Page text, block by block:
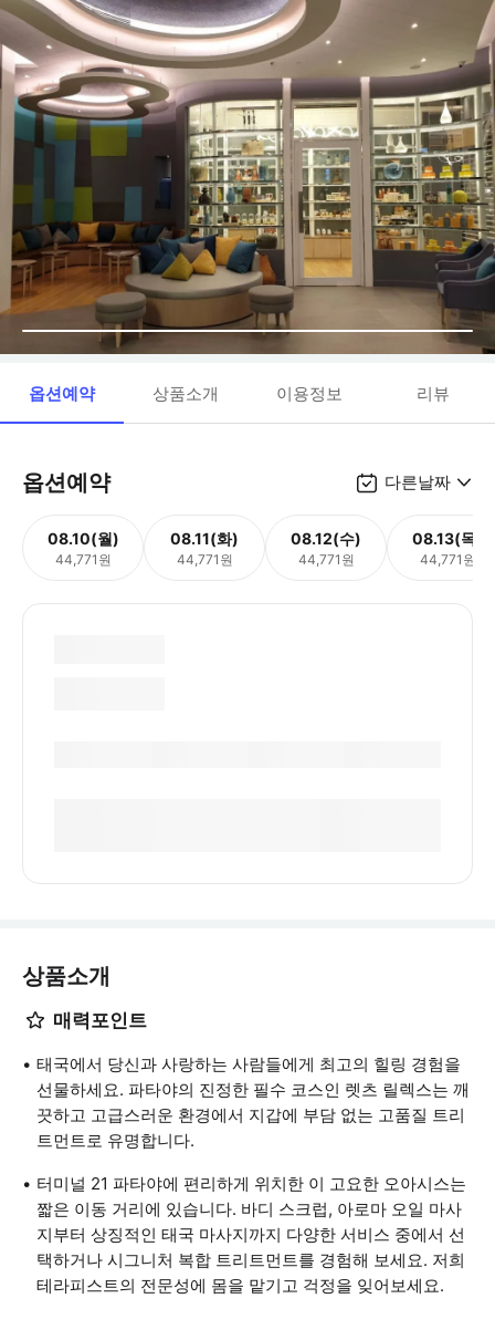
옵션예약 상품소개 이용정보 리뷰
옵션예약 다른날짜
08.10(월)
44,771원
08.11(화)
44,771원
08.12(수)
44,771원
08.13(목)
44,771원
상품소개
매력포인트
태국에서 당신과 사랑하는 사람들에게 최고의 힐링 경험을
선물하세요. 파타야의 진정한 필수 코스인 렛츠 릴렉스는 깨
끗하고 고급스러운 환경에서 지갑에 부담 없는 고품질 트리
트먼트로 유명합니다.
터미널 21 파타야에 편리하게 위치한 이 고요한 오아시스는
짧은 이동 거리에 있습니다. 바디 스크럽, 아로마 오일 마사
지부터 상징적인 태국 마사지까지 다양한 서비스 중에서 선
택하거나 시그니처 복합 트리트먼트를 경험해 보세요. 저희
테라피스트의 전문성에 몸을 맡기고 걱정을 잊어보세요.